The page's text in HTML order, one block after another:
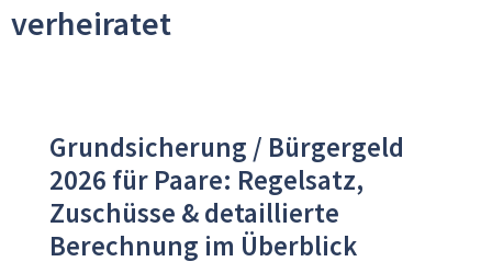
verheiratet
Grundsicherung / Bürgergeld
2026 für Paare: Regelsatz,
Zuschüsse & detaillierte
Berechnung im Überblick